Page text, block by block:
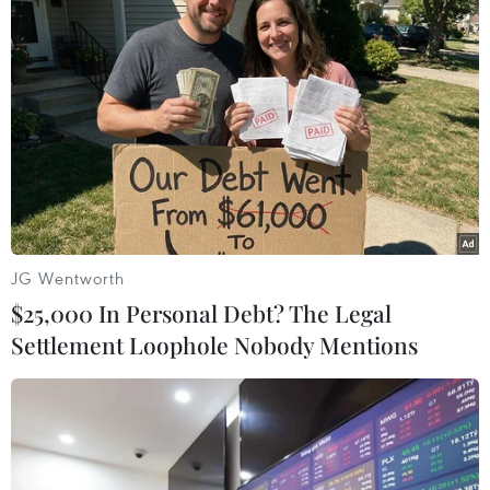
Về phía đội tuyển U23 Việt Nam, huấn luyện
viên Kim Sang-sik lần lượt đưa Văn Thuận và
Viktor Lê vào sân để tăng cường khả năng
pressing và thêm phương án phối hợp ở những
tình huống phản công.
JG Wentworth
$25,000 In Personal Debt? The Legal
Settlement Loophole Nobody Mentions